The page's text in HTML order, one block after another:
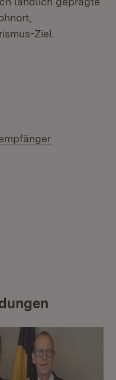
Ziel.